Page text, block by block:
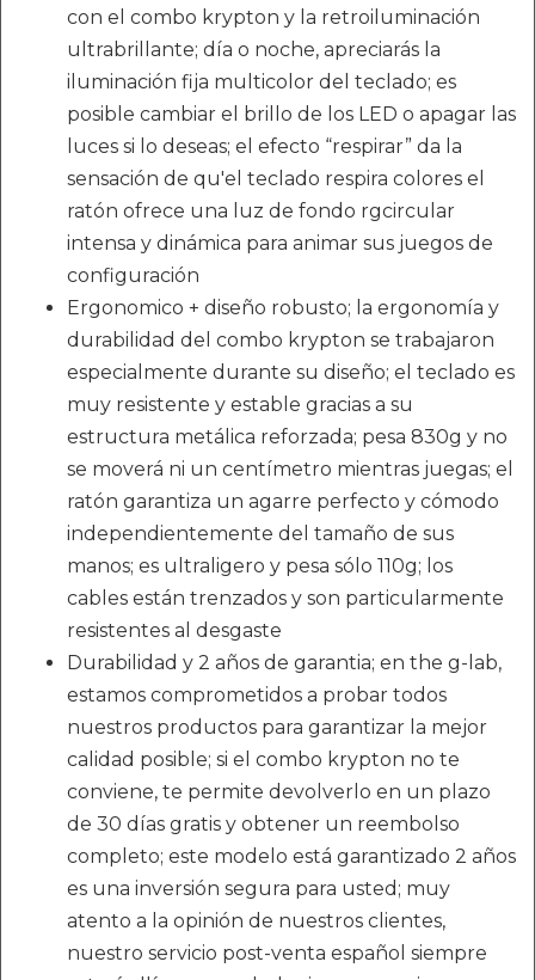
con el combo krypton y la retroiluminación
ultrabrillante; día o noche, apreciarás la
iluminación fija multicolor del teclado; es
posible cambiar el brillo de los LED o apagar las
luces si lo deseas; el efecto “respirar” da la
sensación de qu'el teclado respira colores el
ratón ofrece una luz de fondo rgcircular
intensa y dinámica para animar sus juegos de
configuración
Ergonomico + diseño robusto; la ergonomía y
durabilidad del combo krypton se trabajaron
especialmente durante su diseño; el teclado es
muy resistente y estable gracias a su
estructura metálica reforzada; pesa 830g y no
se moverá ni un centímetro mientras juegas; el
ratón garantiza un agarre perfecto y cómodo
independientemente del tamaño de sus
manos; es ultraligero y pesa sólo 110g; los
cables están trenzados y son particularmente
resistentes al desgaste
Durabilidad y 2 años de garantia; en the g-lab,
estamos comprometidos a probar todos
nuestros productos para garantizar la mejor
calidad posible; si el combo krypton no te
conviene, te permite devolverlo en un plazo
de 30 días gratis y obtener un reembolso
completo; este modelo está garantizado 2 años
es una inversión segura para usted; muy
atento a la opinión de nuestros clientes,
nuestro servicio post-venta español siempre